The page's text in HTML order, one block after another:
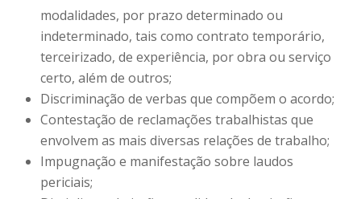
modalidades, por prazo determinado ou
indeterminado, tais como contrato temporário,
terceirizado, de experiência, por obra ou serviço
certo, além de outros;
Discriminação de verbas que compõem o acordo;
Contestação de reclamações trabalhistas que
envolvem as mais diversas relações de trabalho;
Impugnação e manifestação sobre laudos
periciais;